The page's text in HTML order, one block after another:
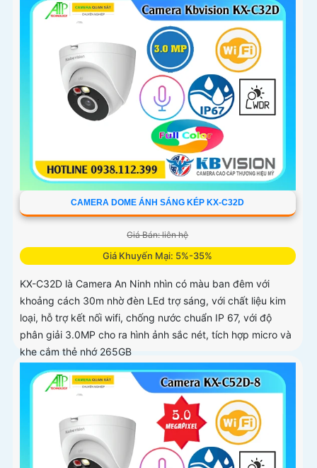
CAMERA DOME ÁNH SÁNG KÉP KX-C32D
Giá Bán: liên hệ
Giá Khuyến Mại: 5%-35%
KX-C32D là Camera An Ninh nhìn có màu ban đêm với
khoảng cách 30m nhờ đèn LEd trợ sáng, với chất liệu kim
loại, hỗ trợ kết nối wifi, chống nước chuẩn IP 67, với độ
phân giải 3.0MP cho ra hình ảnh sắc nét, tích hợp micro và
khe cắm thẻ nhớ 265GB